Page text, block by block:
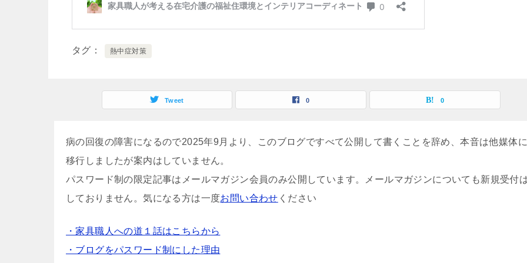
タグ 熱中症対策
Tweet 0 0
病の回復の障害になるので2025年9月より、このブログですべて公開して書くことを辞め、本音は他媒体に
移行しましたが案内はしていません。
パスワード制の限定記事はメールマガジン会員のみ公開しています。メールマガジンについても新規受付
しておりません。気になる方は一度お問い合わせ ください
・家具職人への道１話はこちらから
・ブログをパスワード制にした理由